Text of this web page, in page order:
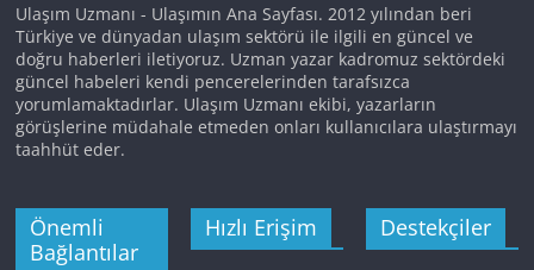
Ulaşım Uzmanı - Ulaşımın Ana Sayfası. 2012 yılından beri
Türkiye ve dünyadan ulaşım sektörü ile ilgili en güncel ve
doğru haberleri iletiyoruz. Uzman yazar kadromuz sektördeki
güncel habeleri kendi pencerelerinden tarafsızca
yorumlamaktadırlar. Ulaşım Uzmanı ekibi, yazarların
görüşlerine müdahale etmeden onları kullanıcılara ulaştırmayı
taahhüt eder.
Önemli
Bağlantılar
Hızlı Erişim Destekçiler